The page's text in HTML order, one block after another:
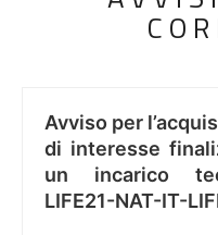
Avviso per
di interesse
un incarico
LIFE21-NAT-IT-